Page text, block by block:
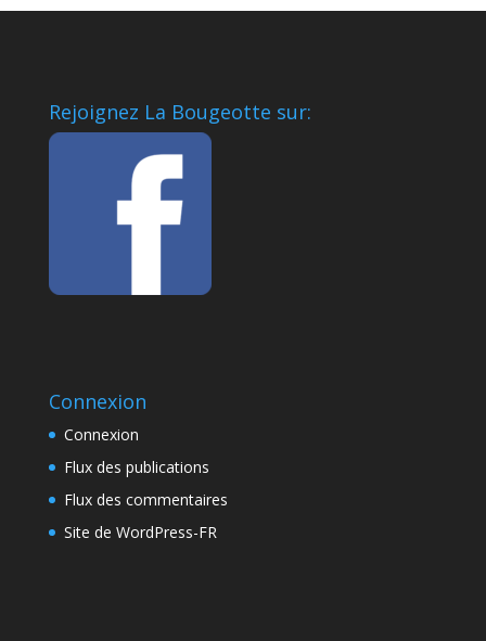
Rejoignez La Bougeotte sur:
Connexion
Connexion
Flux des publications
Flux des commentaires
Site de WordPress-FR